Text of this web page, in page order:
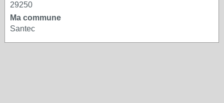
29250
Ma commune
Santec